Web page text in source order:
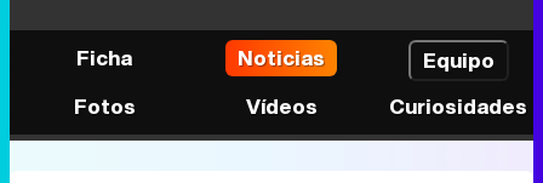
Ficha Noticias
Equipo
Fotos
Vídeos Curiosidades